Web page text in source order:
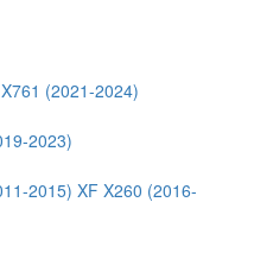
(2021-2024)
2023)
2015) XF X260 (2016-